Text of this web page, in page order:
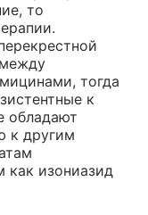
то
тогда
к
обладают
к другим
как изониазид